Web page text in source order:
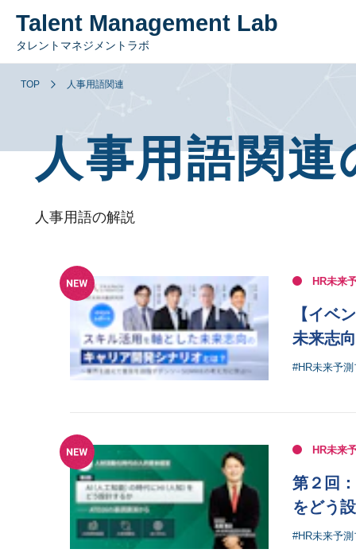
Talent Management Lab
タレントマネジメントラボ
TOP 人事用語関連
人事用語関連
人事用語の解説
HR未来
【イベ
未来志
#HR未来予
HR未来
第２回
をどう
#HR未来予